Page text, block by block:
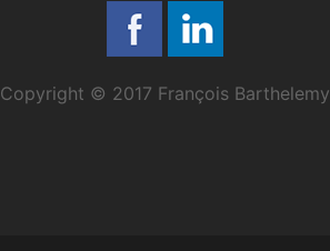
Copyright © 2017 François Barthelemy